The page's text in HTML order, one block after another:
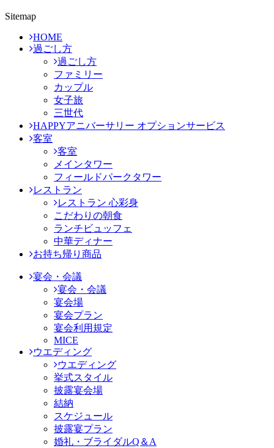
Sitemap
HOME
過ごし方
過ごし方
ファミリー
カップル
女子旅
三世代
HAPPYアニバーサリー オプションサービス
客室
客室
メインタワー
フィールドパークタワー
レストラン
レストラン 心彩身
こだわりの朝食
ランチビュッフェ
中華ディナー
お持ち帰り商品
宴会・会議
宴会・会議
宴会場
宴会プラン
宴会利用規定
MICE
ウエディング
ウエディング
挙式スタイル
披露宴会場
結納
スケジュール
披露宴プラン
婚礼・ブライダルQ＆A